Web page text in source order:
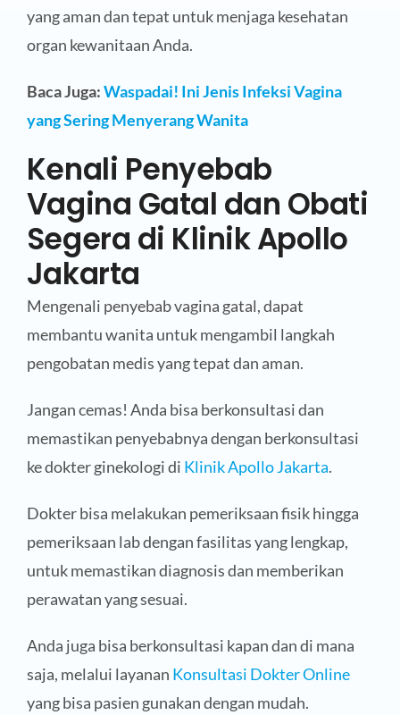
yang aman dan tepat untuk menjaga kesehatan
organ kewanitaan Anda.
Baca Juga:Waspadai! Ini Jenis Infeksi Vagina
yang Sering Menyerang Wanita
Kenali Penyebab
Vagina Gatal dan Obati
Segera di Klinik Apollo
Jakarta
Mengenali penyebab vagina gatal, dapat
membantu wanita untuk mengambil langkah
pengobatan medis yang tepat dan aman.
Jangan cemas! Anda bisa berkonsultasi dan
memastikan penyebabnya dengan berkonsultasi
ke dokter ginekologi di Klinik Apollo Jakarta.
Dokter bisa melakukan pemeriksaan fisik hingga
pemeriksaan lab dengan fasilitas yang lengkap,
untuk memastikan diagnosis dan memberikan
perawatan yang sesuai.
Anda juga bisa berkonsultasi kapan dan di mana
saja, melalui layanan Konsultasi Dokter Online
yang bisa pasien gunakan dengan mudah.